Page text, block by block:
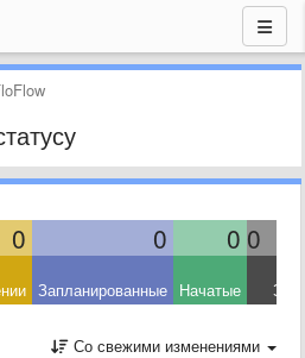
0 0 0 0
Запланированные Начатые
Со свежими изменениями